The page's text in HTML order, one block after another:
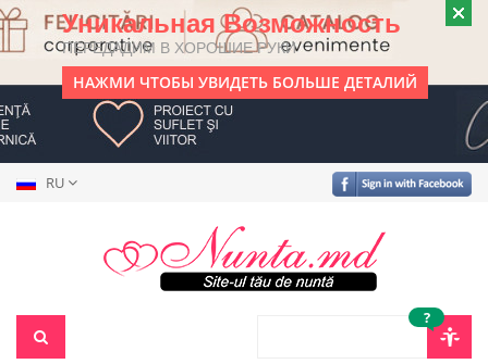
Уникальная Возможность
ПЕРЕДАДИМ В ХОРОШИЕ РУКИ
НАЖМИ ЧТОБЫ УВИДЕТЬ БОЛЬШЕ ДЕТАЛИЙ
RU
?